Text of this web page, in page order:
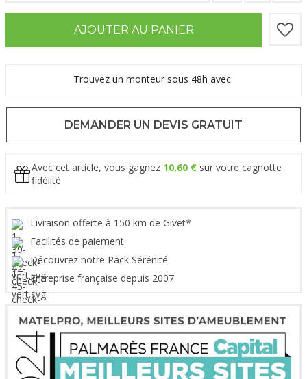
AJOUTER AU PANIER
Trouvez un monteur sous 48h avec
DEMANDER UN DEVIS GRATUIT
Avec cet article, vous gagnez 10,60 € sur votre cagnotte
fidélité
Livraison offerte à 150 km de Givet*
Facilités de paiement
Découvrez notre Pack Sérénité
Entreprise française depuis 2007